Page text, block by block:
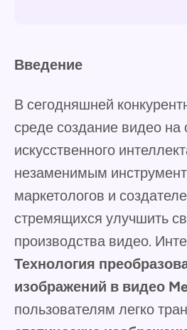
Введение
В сегодняшней
среде создание видео на
искусственного
незаменимым
маркетологов и
стремящихся улучшить
производства видео.
Технология
изображений в видео
пользователям легко